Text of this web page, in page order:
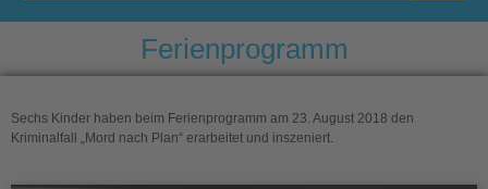
Ferienprogramm
Sechs Kinder haben beim Ferienprogramm am 23. August 2018 den
Kriminalfall „Mord nach Plan“ erarbeitet und inszeniert.